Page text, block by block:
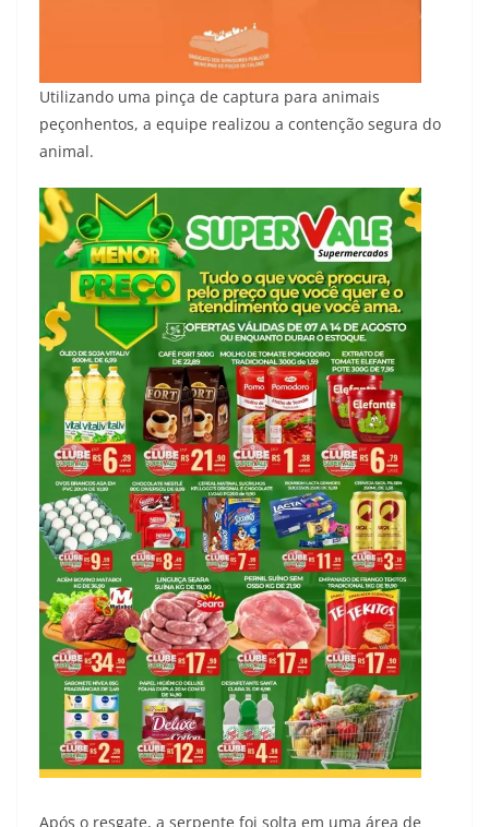
Utilizando uma pinça de captura para animais
peçonhentos, a equipe realizou a contenção segura do
animal.
Após o resgate, a serpente foi solta em uma área de